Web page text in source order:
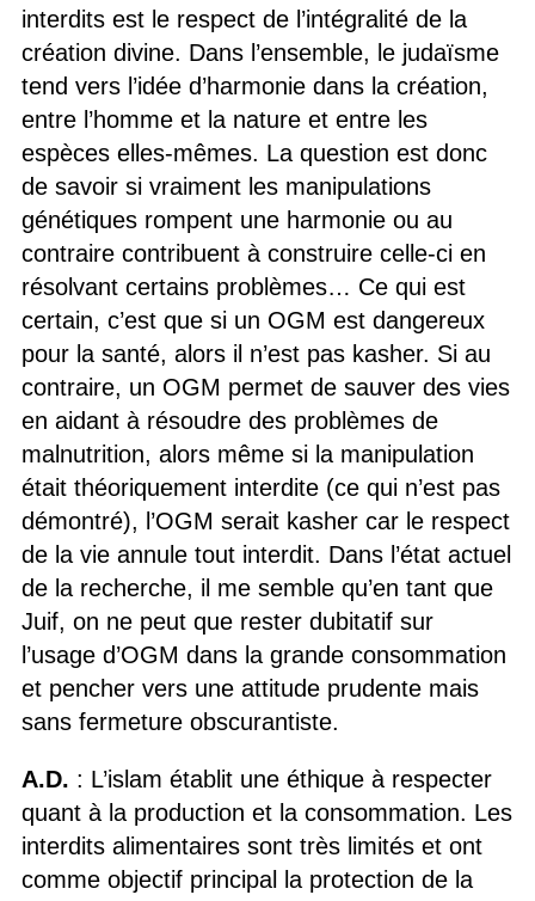
interdits est le respect de l’intégralité de la
création divine. Dans l’ensemble, le judaïsme
tend vers l’idée d’harmonie dans la création,
entre l’homme et la nature et entre les
espèces elles-mêmes. La question est donc
de savoir si vraiment les manipulations
génétiques rompent une harmonie ou au
contraire contribuent à construire celle-ci en
résolvant certains problèmes… Ce qui est
certain, c’est que si un OGM est dangereux
pour la santé, alors il n’est pas kasher. Si au
contraire, un OGM permet de sauver des vies
en aidant à résoudre des problèmes de
malnutrition, alors même si la manipulation
était théoriquement interdite (ce qui n’est pas
démontré), l’OGM serait kasher car le respect
de la vie annule tout interdit. Dans l’état actuel
de la recherche, il me semble qu’en tant que
Juif, on ne peut que rester dubitatif sur
l’usage d’OGM dans la grande consommation
et pencher vers une attitude prudente mais
sans fermeture obscurantiste.
A.D. : L’islam établit une éthique à respecter
quant à la production et la consommation. Les
interdits alimentaires sont très limités et ont
comme objectif principal la protection de la